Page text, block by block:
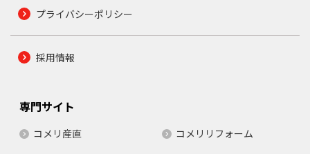
プライバシーポリシー
採用情報
専門サイト
コメリ産直
コメリリフォーム